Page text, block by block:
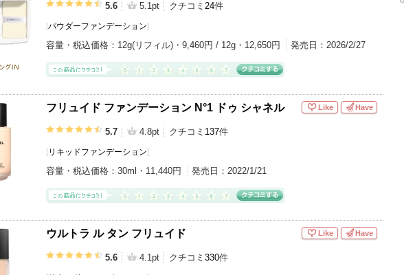
5.6 5.1pt クチコミ 24件
[パウダーファンデーション]
容量・税込価格： 12g(リフィル)・9,460円 / 12g・12,650円 発売日： 2026/2/27
フリュイド ファンデーション N°1 ドゥ シャネル
5.7 4.8pt クチコミ 137件
[リキッドファンデーション]
容量・税込価格： 30ml・11,440円 発売日： 2022/1/21
Like Have
ウルトラ ル タン フリュイド
5.6 4.1pt クチコミ 330件
Like Have